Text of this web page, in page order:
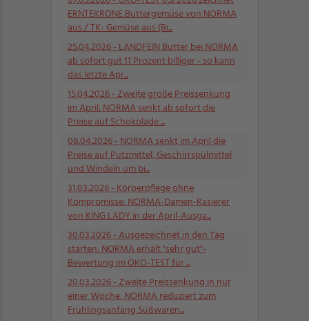
ERNTEKRONE Buttergemüse von NORMA
aus / TK- Gemüse aus (Bi...
25.04.2026- LANDFEIN Butter bei NORMA
ab sofort gut 11 Prozent billiger - so kann
das letzte Apr...
15.04.2026- Zweite große Preissenkung
im April: NORMA senkt ab sofort die
Preise auf Schokolade ...
08.04.2026- NORMA senkt im April die
Preise auf Putzmittel, Geschirrspülmittel
und Windeln um bi...
31.03.2026- Körperpflege ohne
Kompromisse: NORMA-Damen-Rasierer
von KING LADY in der April-Ausga...
30.03.2026- Ausgezeichnet in den Tag
starten: NORMA erhält "sehr gut"-
Bewertung im ÖKO-TEST für ...
20.03.2026- Zweite Preissenkung in nur
einer Woche: NORMA reduziert zum
Frühlingsanfang Süßwaren...